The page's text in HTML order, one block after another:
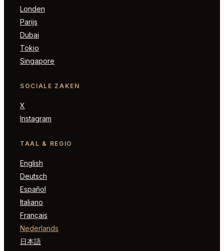
Londen
Parijs
Dubai
Tokio
Singapore
SOCIALE ZAKEN
X
Instagram
TAAL & REGIO
English
Deutsch
Español
Italiano
Français
Nederlands
日本語